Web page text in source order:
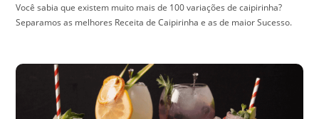
Você sabia que existem muito mais de 100 variações de caipirinha?
Separamos as melhores Receita de Caipirinha e as de maior Sucesso.